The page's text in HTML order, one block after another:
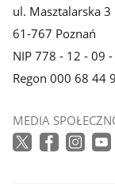
ul. Masztalarska 3
61-767 Poznań
NIP 778 - 12 - 09
Regon 000 68 44
MEDIA